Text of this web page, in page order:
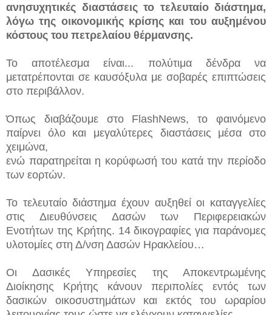
ανησυχητικές διαστάσεις το τελευταίο διάστημα,
λόγω της οικονομικής κρίσης και του αυξημένου
κόστους του πετρελαίου θέρμανσης.
Το αποτέλεσμα είναι... πολύτιμα δένδρα να
μετατρέπονται σε καυσόξυλα με σοβαρές επιπτώσεις
στο περιβάλλον.
Όπως διαβάζουμε στο FlashNews, το φαινόμενο
παίρνει όλο και μεγαλύτερες διαστάσεις μέσα στο
χειμώνα,
ενώ παρατηρείται η κορύφωσή του κατά την περίοδο
των εορτών.
Το τελευταίο διάστημα έχουν αυξηθεί οι καταγγελίες
στις Διευθύνσεις Δασών των Περιφερειακών
Ενοτήτων της Κρήτης. 14 δικογραφίες για παράνομες
υλοτομίες στη Δ/νση Δασών Ηρακλείου…
Οι Δασικές Υπηρεσίες της Αποκεντρωμένης
Διοίκησης Κρήτης κάνουν περιπολίες εντός των
δασικών οικοσυστημάτων και εκτός του ωραρίου